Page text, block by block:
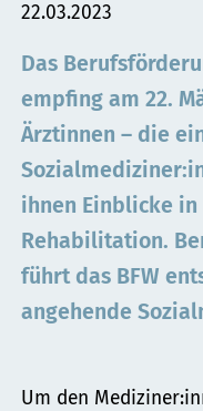
Datum:
22.03.2023
Das
empfing am 22.
Ärztinnen – die
ihnen Einblicke
Rehabilitation.
führt das BFW
angehende
Um den